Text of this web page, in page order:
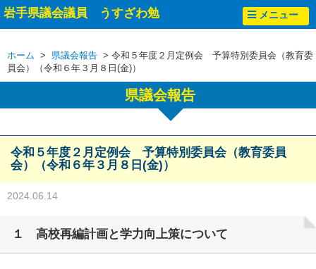
岩手県議会議員 うすざわ勉 メニュー
ホーム > 県議会報告 > 令和５年度２月定例会 予算特別委員会（教育委
員会）（令和６年３月８日(金)）
県議会報告
令和５年度２月定例会 予算特別委員会（教育委員
会）（令和６年３月８日(金)）
2024.06.14
１ 高校再編計画と学力向上策について